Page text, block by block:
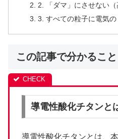
2. 「ダマ」にさせない（
3. すべての粒子に電気
この記事で分かること
導電性酸化チタンと
導電性酸化チタンとは、